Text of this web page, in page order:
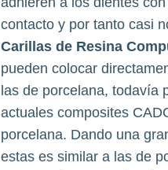
contacto y por tanto casi
Carillas de Resina
pueden colocar
las de porcelana, todavía
actuales composites
porcelana. Dando una
estas es similar a las de